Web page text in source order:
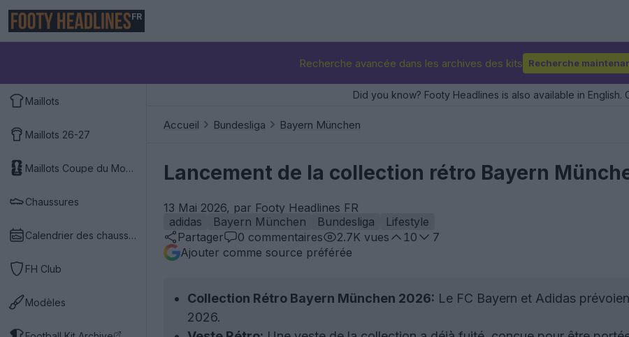
FR
Recherche avancée dans les archives des kits Recherche
Maillots
Maillots 26-27
Maillots Coupe du Monde 2026
Chaussures
Calendrier des chaussures
FH Club
Modèles
Did you know? Footy Headlines is also available in English.
Accueil Bundesliga Bayern München
Lancement de la collection rétro Bayern
13 Mai 2026, par Footy Headlines FR
adidas
Bayern München Bundesliga
Lifestyle
Partager
0 commentaires 2.7K vues 10
7
Ajouter comme source préférée
Collection Rétro Bayern München 2026: Le FC Bayern et Adidas
2026.